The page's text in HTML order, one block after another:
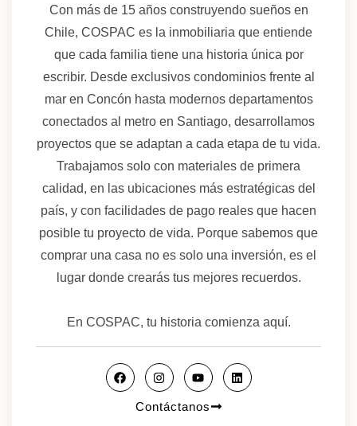
Con más de 15 años construyendo sueños en
Chile, COSPAC es la inmobiliaria que entiende
que cada familia tiene una historia única por
escribir. Desde exclusivos condominios frente al
mar en Concón hasta modernos departamentos
conectados al metro en Santiago, desarrollamos
proyectos que se adaptan a cada etapa de tu vida.
Trabajamos solo con materiales de primera
calidad, en las ubicaciones más estratégicas del
país, y con facilidades de pago reales que hacen
posible tu proyecto de vida. Porque sabemos que
comprar una casa no es solo una inversión, es el
lugar donde crearás tus mejores recuerdos.
En COSPAC, tu historia comienza aquí.
Contáctanos